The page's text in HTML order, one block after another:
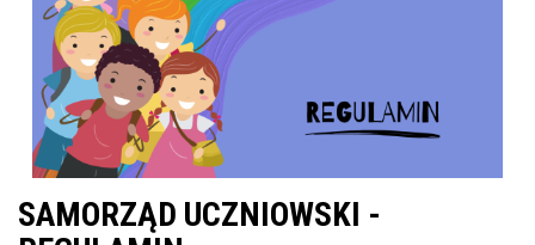
SAMORZĄD UCZNIOWSKI -